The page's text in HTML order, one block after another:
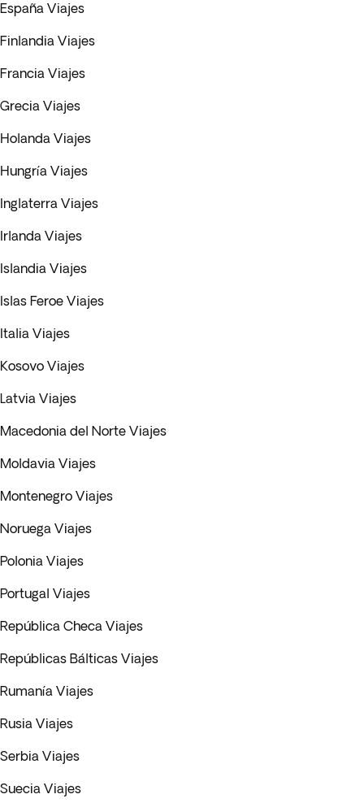
España Viajes
Finlandia Viajes
Francia Viajes
Grecia Viajes
Holanda Viajes
Hungría Viajes
Inglaterra Viajes
Irlanda Viajes
Islandia Viajes
Islas Feroe Viajes
Italia Viajes
Kosovo Viajes
Latvia Viajes
Macedonia del Norte Viajes
Moldavia Viajes
Montenegro Viajes
Noruega Viajes
Polonia Viajes
Portugal Viajes
República Checa Viajes
Repúblicas Bálticas Viajes
Rumanía Viajes
Rusia Viajes
Serbia Viajes
Suecia Viajes